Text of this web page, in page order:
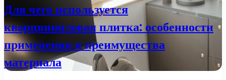
Для чего используется
кварцвиниловая плитка: особенности
применения и преимущества
материала